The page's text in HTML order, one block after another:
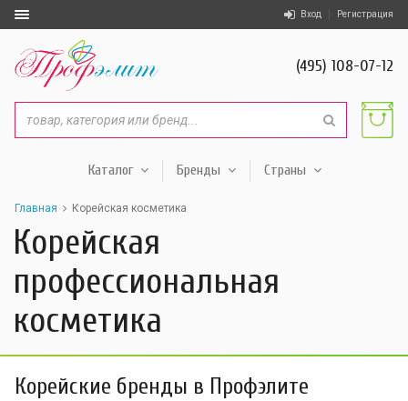
Вход Регистрация
(495) 108-07-12
Каталог Бренды Страны
Главная Корейская косметика
Корейская
профессиональная
косметика
Корейские бренды в Профэлите